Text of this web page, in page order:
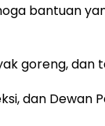
bantuan
goreng, dan
dan Dewan